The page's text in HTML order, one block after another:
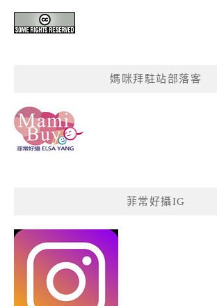
媽咪拜駐站部落客
菲常好攝IG